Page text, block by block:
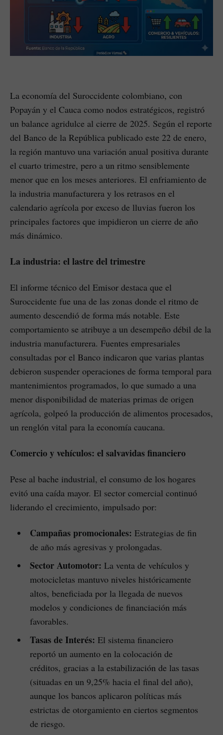
La economía del Suroccidente colombiano, con
Popayán y el Cauca como nodos estratégicos, registró
un balance agridulce al cierre de 2025. Según el reporte
del Banco de la República publicado este 22 de enero,
la región mantuvo una variación anual positiva durante
el cuarto trimestre, pero a un ritmo sensiblemente
menor que en los meses anteriores. El enfriamiento de
la industria manufacturera y los retrasos en el
calendario agrícola por exceso de lluvias fueron los
principales factores que impidieron un cierre de año
más dinámico.
La industria: el lastre del trimestre
El informe técnico del Emisor destaca que el
Suroccidente fue una de las zonas donde el ritmo de
aumento descendió de forma más notable. Este
comportamiento se atribuye a un desempeño débil de la
industria manufacturera. Fuentes empresariales
consultadas por el Banco indicaron que varias plantas
debieron suspender operaciones de forma temporal para
mantenimientos programados, lo que sumado a una
menor disponibilidad de materias primas de origen
agrícola, golpeó la producción de alimentos procesados,
un renglón vital para la economía caucana.
Comercio y vehículos: el salvavidas financiero
Pese al bache industrial, el consumo de los hogares
evitó una caída mayor. El sector comercial continuó
liderando el crecimiento, impulsado por:
Campañas promocionales: Estrategias de fin
de año más agresivas y prolongadas.
Sector Automotor: La venta de vehículos y
motocicletas mantuvo niveles históricamente
altos, beneficiada por la llegada de nuevos
modelos y condiciones de financiación más
favorables.
Tasas de Interés: El sistema financiero
reportó un aumento en la colocación de
créditos, gracias a la estabilización de las tasas
(situadas en un 9,25% hacia el final del año),
aunque los bancos aplicaron políticas más
estrictas de otorgamiento en ciertos segmentos
de riesgo.